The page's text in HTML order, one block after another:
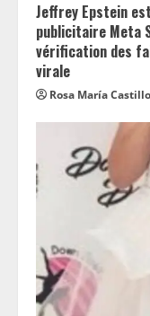
Jeffrey Epstein
publicitaire Meta
vérification des
virale
Rosa María Castillo